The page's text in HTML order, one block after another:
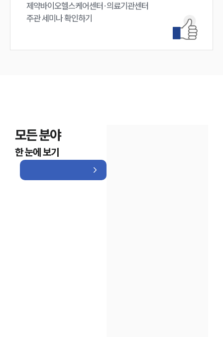
제약바이오헬스케어센터·의료기관센터
주관 세미나 확인하기
모든 분야
한 눈에 보기